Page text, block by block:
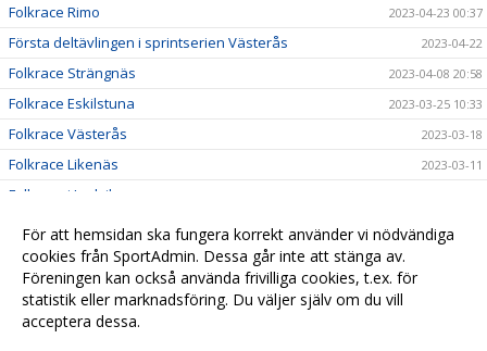
Folkrace Rimo 2023-04-23 00:37
Första deltävlingen i sprintserien Västerås 2023-04-22
Folkrace Strängnäs 2023-04-08 20:58
Folkrace Eskilstuna 2023-03-25 10:33
Folkrace Västerås 2023-03-18
Folkrace Likenäs 2023-03-11
Folkrace i Ludvika
Till alla våra medlemmar 2023-01-05 16:19
Resultat Lumekfestivalen 2022 2022-11-25 18:45
A Final Seniorer Vimmerby 2022-11-25 18:41
För att hemsidan ska fungera korrekt använder vi nödvändiga
cookies från SportAdmin. Dessa går inte att stänga av.
Föreningen kan också använda frivilliga cookies, t.ex. för
statistik eller marknadsföring. Du väljer själv om du vill
acceptera dessa.